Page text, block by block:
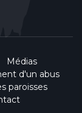
Médias
d'un abus
paroisses